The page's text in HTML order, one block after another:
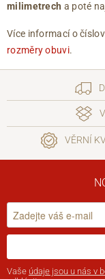
milimetrech a poté
Více informací o
rozměry obuvi.
VĚRNÍ
Vaše údaje jsou u nás v